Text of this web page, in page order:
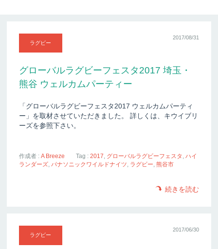
ラグビー
2017/08/31
グローバルラグビーフェスタ2017 埼玉・
熊谷 ウェルカムパーティー
「グローバルラグビーフェスタ2017 ウェルカムパーティ
ー」を取材させていただきました。 詳しくは、キウイブリ
ーズを参照下さい。
作成者 :A Breeze Tag :2017 グローバルラグビーフェスタ ,ハイ
ランダーズ パナソニックワイルドナイツ ラグビー ,熊谷市
続きを読む
ラグビー
2017/06/30